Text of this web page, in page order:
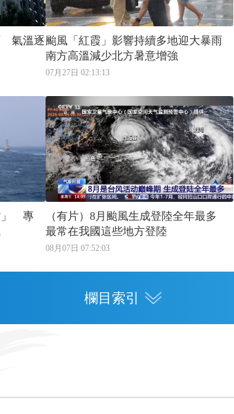
氣溫逐 颱風「紅霞」影響持續多地迎大暴雨
南方高溫減少北方暑意增強
07月27日 02:13:13
」 專
（有片）8月颱風生成登陸全年最多
最常在我國這些地方登陸
08月07日 07:52:03
欄目索引
灣區政策